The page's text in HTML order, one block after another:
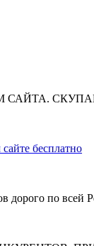
САЙТА.
бесплатно
дорого по всей